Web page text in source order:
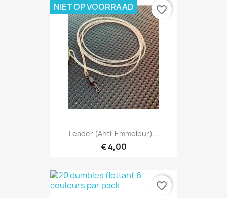
Leader (anti-Emmeleur)...
€ 4,00
NIET OP VOORRAAD favorite_border
favorite_border